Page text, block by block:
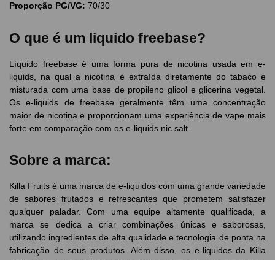
Proporção PG/VG: 70/30
O que é um liquido freebase?
Líquido freebase é uma forma pura de nicotina usada em e-
liquids, na qual a nicotina é extraída diretamente do tabaco e
misturada com uma base de propileno glicol e glicerina vegetal.
Os e-liquids de freebase geralmente têm uma concentração
maior de nicotina e proporcionam uma experiência de vape mais
forte em comparação com os e-liquids nic salt.
Sobre a marca:
Killa Fruits é uma marca de e-liquidos com uma grande variedade
de sabores frutados e refrescantes que prometem satisfazer
qualquer paladar. Com uma equipe altamente qualificada, a
marca se dedica a criar combinações únicas e saborosas,
utilizando ingredientes de alta qualidade e tecnologia de ponta na
fabricação de seus produtos. Além disso, os e-liquidos da Killa